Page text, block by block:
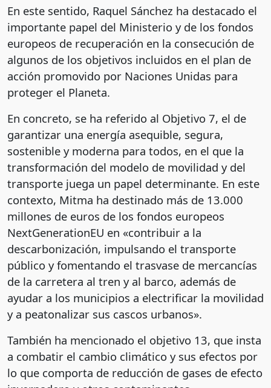
En este sentido, Raquel Sánchez ha destacado el
importante papel del Ministerio y de los fondos
europeos de recuperación en la consecución de
algunos de los objetivos incluidos en el plan de
acción promovido por Naciones Unidas para
proteger el Planeta.
En concreto, se ha referido al Objetivo 7, el de
garantizar una energía asequible, segura,
sostenible y moderna para todos, en el que la
transformación del modelo de movilidad y del
transporte juega un papel determinante. En este
contexto, Mitma ha destinado más de 13.000
millones de euros de los fondos europeos
NextGenerationEU en «contribuir a la
descarbonización, impulsando el transporte
público y fomentando el trasvase de mercancías
de la carretera al tren y al barco, además de
ayudar a los municipios a electrificar la movilidad
y a peatonalizar sus cascos urbanos».
También ha mencionado el objetivo 13, que insta
a combatir el cambio climático y sus efectos por
lo que comporta de reducción de gases de efecto